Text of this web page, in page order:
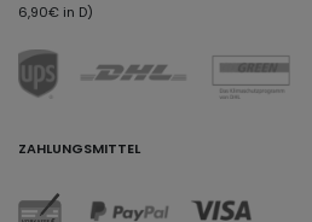
6,90€ in D)
ZAHLUNGSMITTEL